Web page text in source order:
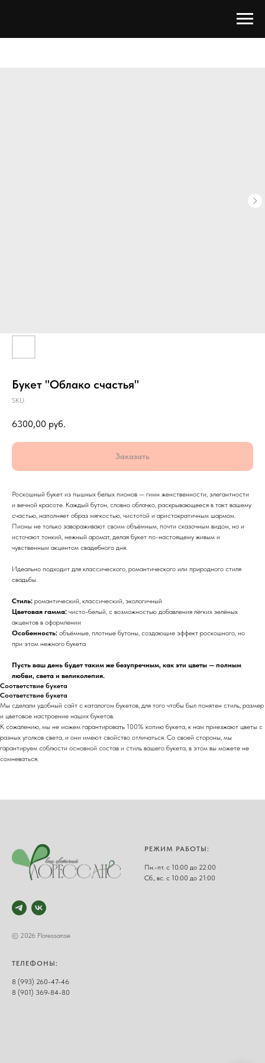
Букет "Облако счастья"
SKU:
6300,00 руб.
Заказать
Роскошный букет из пышных белых пионов — гимн женственности, элегантности
и вечной красоте. Каждый бутон, словно облачко, раскрывающееся в такт вашему
счастью, наполняет образ мягкостью, чистотой и аристократичным шармом.
Пионы не только завораживают своим объёмным, почти сказочным видом, но и
источают тонкий, нежный аромат, делая букет по-настоящему живым и
чувственным акцентом свадебного дня.
Идеально подходит для классического, романтического или природного стиля
свадьбы.
Стиль: романтический, классический, экологичный
Цветовая гамма: чисто-белый, с возможностью добавления лёгких зелёных
акцентов в оформлении
Особенность: объёмные, плотные бутоны, создающие эффект роскошного, но
при этом нежного букета
Пусть ваш день будет таким же безупречным, как эти цветы — полным
любви, света и великолепия.
Соответствие букета
Соответствие букета
Мы сделали удобный сайт с каталогом букетов, для того чтобы был понятен стиль, размер
и цветовое настроение наших букетов.
К сожалению, мы не можем гарантировать 100% копию букета, к нам приезжают цветы с
разных уголков света, и они имеют свойство отличаться. Со своей стороны, мы
гарантируем соблюсти основной состав и стиль вашего букета, в этом вы можете не
сомневаться.
© 2026 Floressanse
РЕЖИМ РАБОТЫ:
Пн.-пт. с 10:00 до 22:00
Сб., вс. с 10:00 до 21:00
ТЕЛЕФОНЫ:
8 (993) 260-47-46
8 (901) 369-84-80